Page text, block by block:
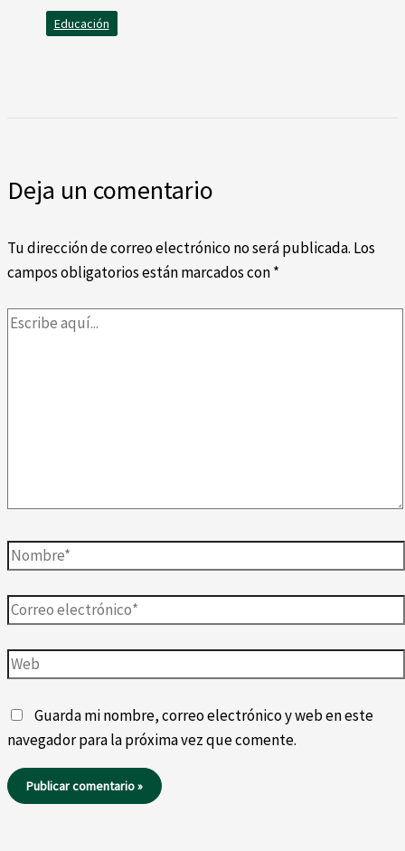
Educación
Deja un comentario
Tu dirección de correo electrónico no será publicada. Los
campos obligatorios están marcados con*
Escribe
Nombre*
Correo
electrónico*
Web
Guarda mi nombre, correo electrónico y web en este
navegador para la próxima vez que comente.